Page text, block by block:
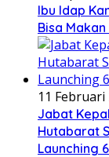
Ibu Idap
Bisa
11 Februari
Jabat
Hutabarat
Launching